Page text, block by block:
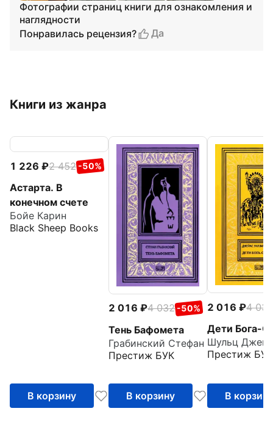
Фотографии страниц книги для ознакомления и
наглядности
Понравилась рецензия?
Да
Книги из жанра
1 226 2 452 -50%
Астарта. В
конечном счете
Бойе Карин
Black Sheep Books
В корзину
2 016 4 032 -50%
Тень Бафомета
Грабинский Стефан
Престиж БУК
В корзину
2 016
4 032
Дети Бога-
Престиж БУК
В корзину